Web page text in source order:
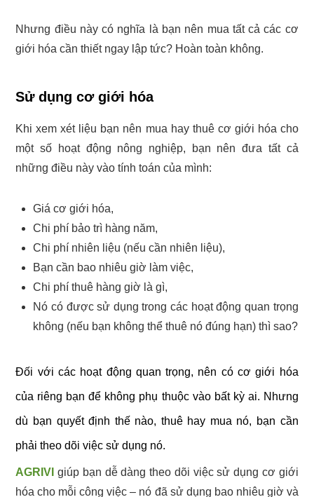
Nhưng điều này có nghĩa là bạn nên mua tất cả các cơ
giới hóa cần thiết ngay lập tức? Hoàn toàn không.
Sử dụng cơ giới hóa
Khi xem xét liệu bạn nên mua hay thuê cơ giới hóa cho
một số hoạt động nông nghiệp, bạn nên đưa tất cả
những điều này vào tính toán của mình:
Giá cơ giới hóa,
Chi phí bảo trì hàng năm,
Chi phí nhiên liệu (nếu cần nhiên liệu),
Bạn cần bao nhiêu giờ làm việc,
Chi phí thuê hàng giờ là gì,
Nó có được sử dụng trong các hoạt động quan trọng
không (nếu bạn không thể thuê nó đúng hạn) thì sao?
Đối với các hoạt động quan trọng, nên có cơ giới hóa
của riêng bạn để không phụ thuộc vào bất kỳ ai. Nhưng
dù bạn quyết định thế nào, thuê hay mua nó, bạn cần
phải theo dõi việc sử dụng nó.
AGRIVI giúp bạn dễ dàng theo dõi việc sử dụng cơ giới
hóa cho mỗi công việc – nó đã sử dụng bao nhiêu giờ và